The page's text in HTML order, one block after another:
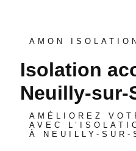
AMON ISOLATION
isolation acoustique à
Neuilly-sur-
AMÉLIOREZ VOTRE CONFORT
AVEC
À NEUILLY-SUR-